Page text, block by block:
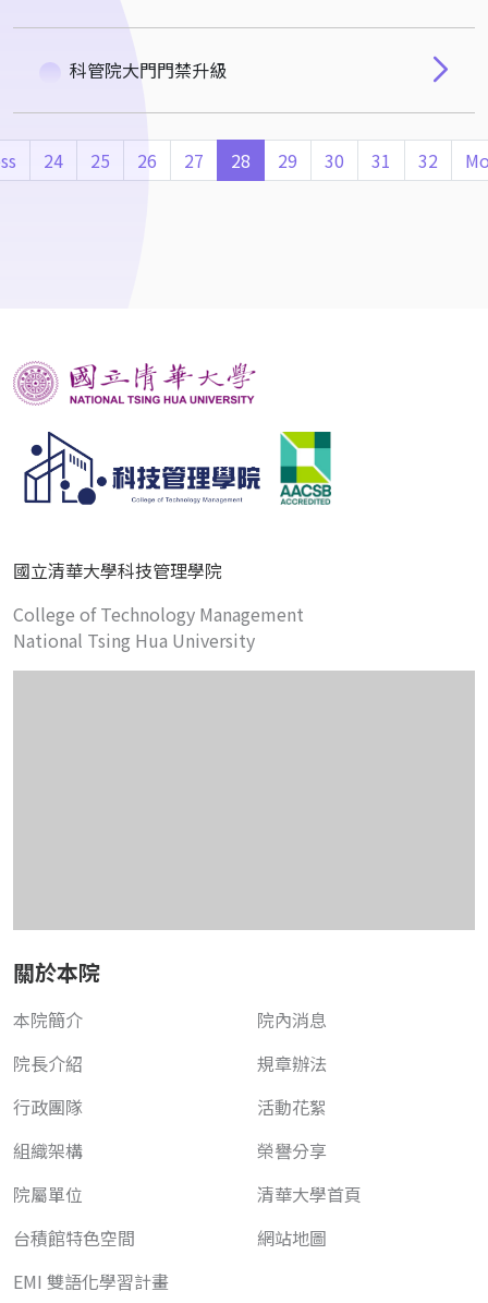
科管院大門門禁升級
24 25 26 27 28 29 30 31 32
國立清華大學科技管理學院
College of Technology Management
National Tsing Hua University
關於本院
本院簡介
院長介紹
行政團隊
組織架構
院屬單位
台積館特色空間
EMI 雙語化學習計畫
院內消息
規章辦法
活動花絮
榮譽分享
清華大學首頁
網站地圖